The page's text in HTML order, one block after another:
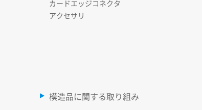
カードエッジコネクタ
アクセサリ
模造品に関する取り組み